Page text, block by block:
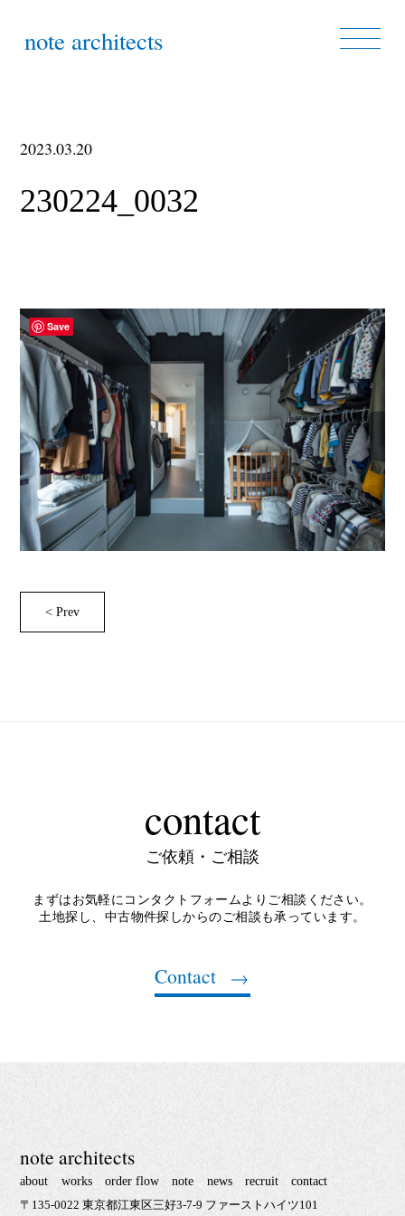
note architects
2023.03.20
230224_0032
< Prev
contact
ご依頼・ご相談
まずはお気軽にコンタクトフォームよりご相談ください。
土地探し、中古物件探しからのご相談も承っています。
Contact
note architects
about works order flow note news recruit contact
〒135-0022 東京都江東区三好3-7-9 ファーストハイツ101
Save